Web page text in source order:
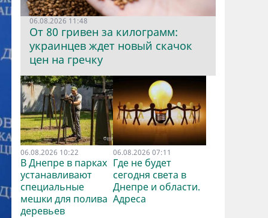
06.08.2026 11:48
От 80 гривен за килограмм:
украинцев ждет новый скачок
цен на гречку
06.08.2026 10:22
В Днепре в парках
устанавливают
специальные
мешки для полива
деревьев
06.08.2026 07:11
Где не будет
сегодня света в
Днепре и области.
Адреса